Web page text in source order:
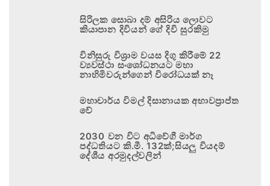
සිරිලක සොබා දම් අසිරිය ලොවට
කියාපාන දිවියන් ගේ දිවි සුරකිමු
විනිසුරු විශ්‍රාම වයස දිගු කිරීමේ 22
ව්‍යවස්ථා සංශෝධනයට මහා
නාහිමිවරුන්ගෙන් විරෝධයක් නෑ
මහාචාර්ය විමල් දිසානායක අභාවප්‍රාප්ත
වේ
2030 වන විට අධිවේගී මාර්ග
පද්ධතියට කි.මී. 132ක්;සියලු වියදම්
දේශීය අරමුදල්වලින්